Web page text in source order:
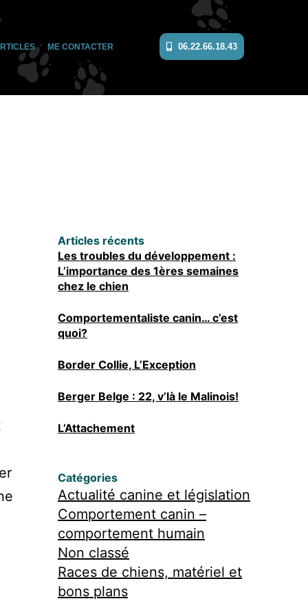
ME CONTACTER 06.22.66.18.43
Articles récents
Les troubles du développement :
L’importance des 1ères semaines
chez le chien
Comportementaliste canin… c’est
quoi?
Border Collie, L’Exception
Berger Belge : 22, v’là le Malinois!
L’Attachement
Catégories
Actualité canine et législation
Comportement canin –
comportement humain
Non classé
Races de chiens, matériel et
bons plans